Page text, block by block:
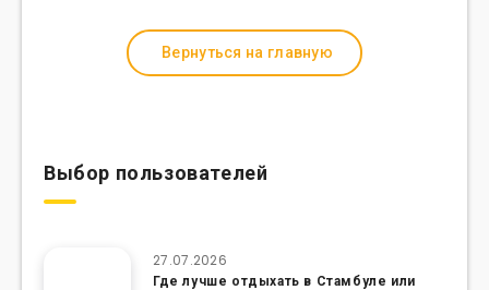
Вернуться на главную
Выбор пользователей
27.07.2026
Где лучше отдыхать в Стамбуле или